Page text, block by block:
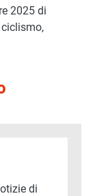
2025 di
di